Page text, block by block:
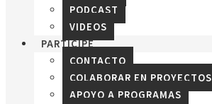
PODCAST
VIDEOS
PARTICIPE
CONTACTO
COLABORAR EN PROYECTOS
APOYO A PROGRAMAS